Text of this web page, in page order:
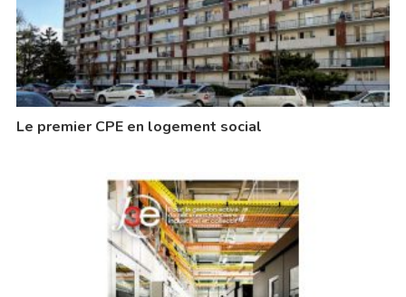
Le premier CPE en logement social